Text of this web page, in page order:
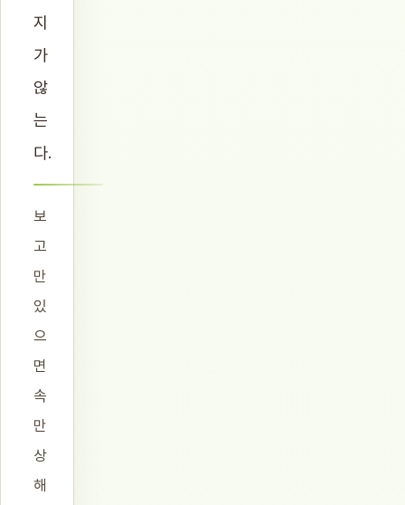
지
가
않
는
다.
보
고
만
있
으
면
속
만
상
해